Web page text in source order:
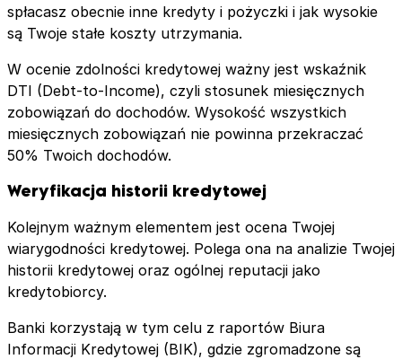
spłacasz obecnie inne kredyty i pożyczki i jak wysokie
są Twoje stałe koszty utrzymania.
W ocenie zdolności kredytowej ważny jest wskaźnik
DTI (Debt-to-Income), czyli stosunek miesięcznych
zobowiązań do dochodów. Wysokość wszystkich
miesięcznych zobowiązań nie powinna przekraczać
50% Twoich dochodów.
Weryfikacja historii kredytowej
Kolejnym ważnym elementem jest ocena Twojej
wiarygodności kredytowej. Polega ona na analizie Twojej
historii kredytowej oraz ogólnej reputacji jako
kredytobiorcy.
Banki korzystają w tym celu z raportów Biura
Informacji Kredytowej (BIK), gdzie zgromadzone są